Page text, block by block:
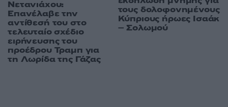
Νετανιάχου:
Επανέλαβε την
αντίθεσή του στο
τελευταίο σχέδιο
ειρήνευσης του
προέδρου Τραμπ για
τη Λωρίδα της Γάζας
τους δολοφονημένους
Κύπριους ήρωες Ισαάκ
– Σολωμού